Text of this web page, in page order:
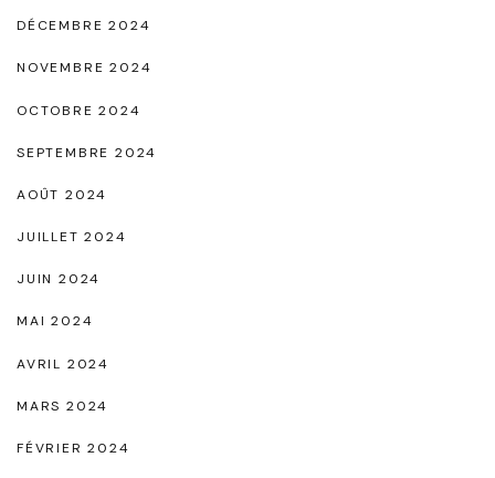
DÉCEMBRE 2024
NOVEMBRE 2024
OCTOBRE 2024
SEPTEMBRE 2024
AOÛT 2024
JUILLET 2024
JUIN 2024
MAI 2024
AVRIL 2024
MARS 2024
FÉVRIER 2024